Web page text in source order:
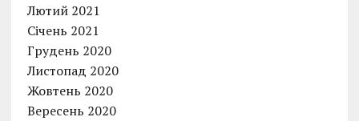
Лютий 2021
Січень 2021
Грудень 2020
Листопад 2020
Жовтень 2020
Вересень 2020